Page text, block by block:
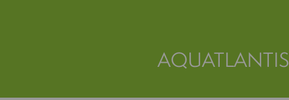
AQUATLANTIS